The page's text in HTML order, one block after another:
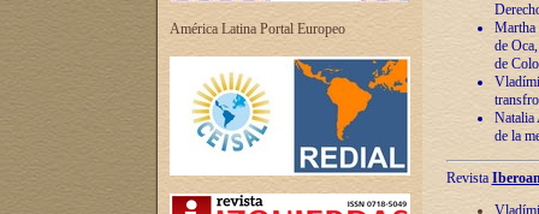
América Latina Portal Europeo
Martha
de
de
Natalia
de la
Revista